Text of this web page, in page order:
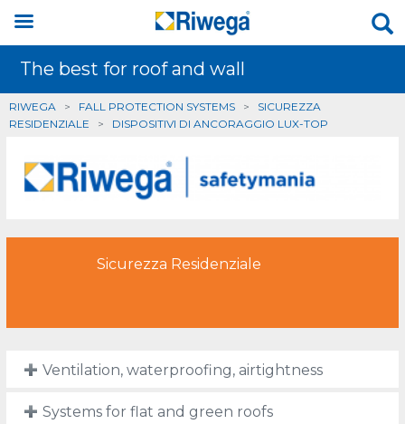
The best for roof and wall
RIWEGA > FALL PROTECTION SYSTEMS > SICUREZZA
RESIDENZIALE > DISPOSITIVI DI ANCORAGGIO LUX-TOP
Sicurezza Residenziale
Ventilation, waterproofing, airtightness
Systems for flat and green roofs